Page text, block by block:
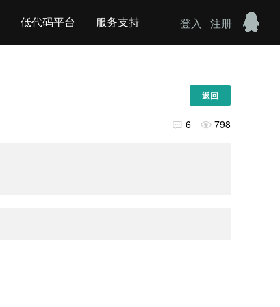
低代码平台 服务支持 登入 注册
返回
 6  798